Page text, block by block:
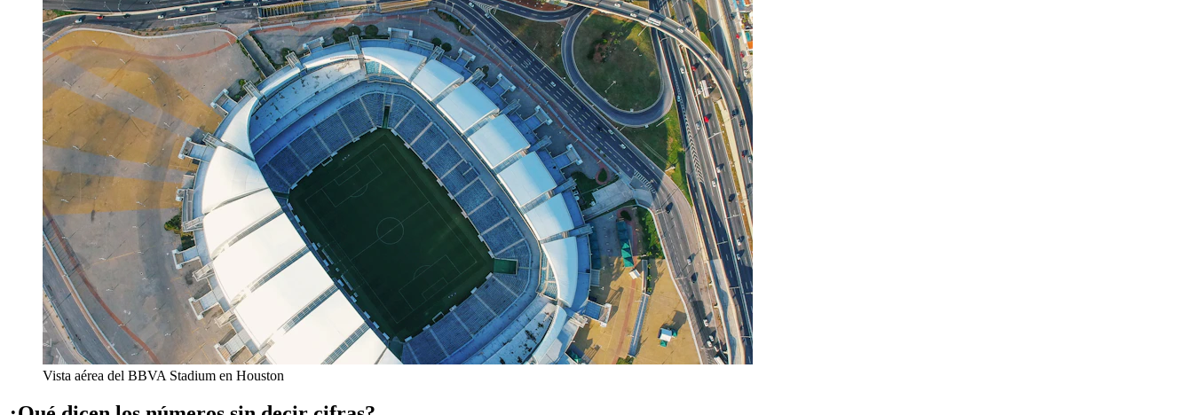
Vista aérea del BBVA Stadium en Houston